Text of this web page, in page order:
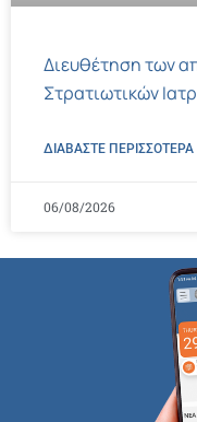
Διευθέτηση των
Στρατιωτικών
ΔΙΑΒΑΣΤΕ ΠΕΡΙΣΣΌΤΕΡΑ
06/08/2026